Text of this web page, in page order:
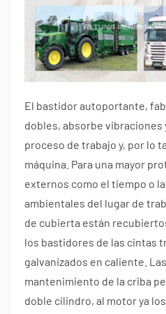
El bastidor autoportante,
dobles, absorbe vibraciones
proceso de trabajo y, por lo
máquina. Para una mayor
externos como el tiempo o
ambientales del lugar de
de cubierta están
los bastidores de las cintas
galvanizados en caliente.
mantenimiento de la criba
doble cilindro, al motor ya